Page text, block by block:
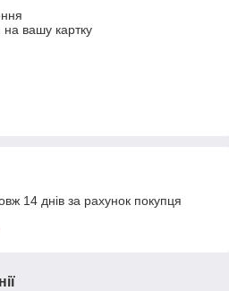
на вашу картку
14 днів за рахунок покупця